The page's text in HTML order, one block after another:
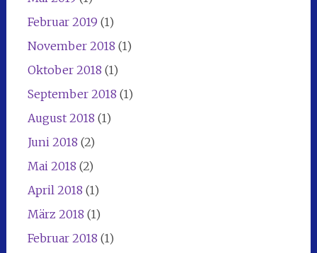
Februar 2019 (1)
November 2018 (1)
Oktober 2018 (1)
September 2018 (1)
August 2018 (1)
Juni 2018 (2)
Mai 2018 (2)
April 2018 (1)
März 2018 (1)
Februar 2018 (1)